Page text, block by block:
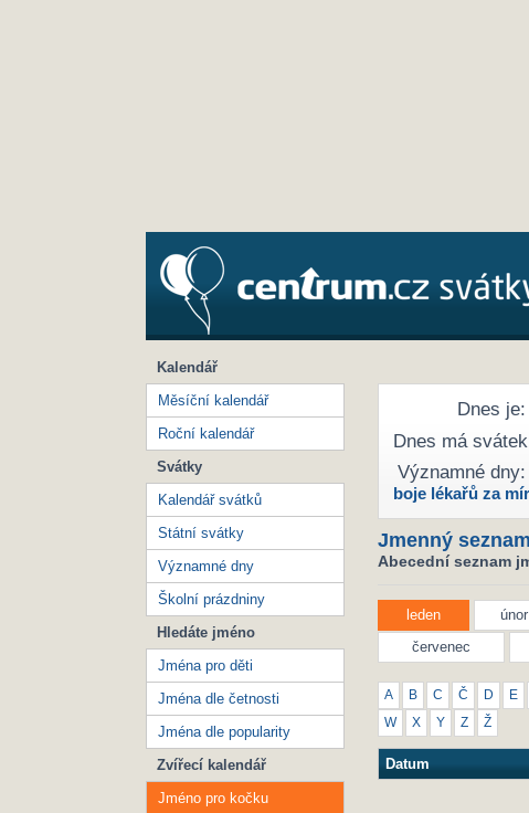
Dnes je:
Dnes má
Významné dny:
boje lékařů za mír
Jmenný
Abecední seznam
leden únor
červenec
A B C Č D E
W X Y Z Ž
Datum
Kalendář
Měsíční kalendář
Roční kalendář
Svátky
Kalendář svátků
Státní svátky
Významné dny
Školní prázdniny
Hledáte jméno
Jména pro děti
Jména dle četnosti
Jména dle popularity
Zvířecí kalendář
Jméno pro kočku